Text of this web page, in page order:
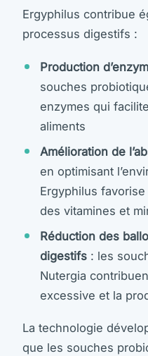
Ergyphilus contribue
processus digestifs :
Production
souches
enzymes qui
aliments
Amélioration de
en optimisant
Ergyphilus
des vitamines et
Réduction des
digestifs : les
Nutergia
excessive et la
La technologie
que les souches